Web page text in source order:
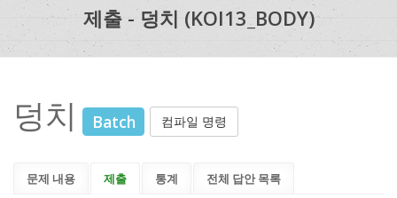
제출 - 덩치 (KOI13_BODY)
덩치 Batch 컴파일 명령
문제 내용 제출 통계 전체 답안 목록